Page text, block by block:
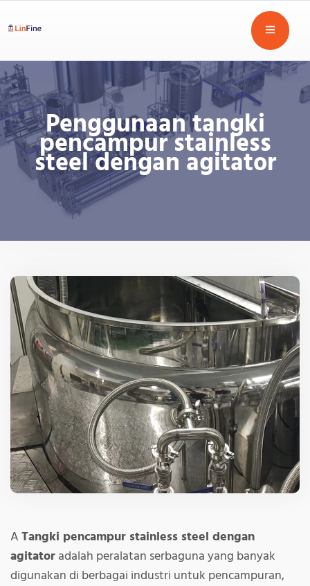
Penggunaan tangki
pencampur stainless
steel dengan agitator
ATangki pencampur stainless steel dengan
agitatoradalah peralatan serbaguna yang banyak
digunakan di berbagai industri untuk pencampuran,